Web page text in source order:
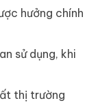
hưởng chính
sử dụng, khi
thị trường